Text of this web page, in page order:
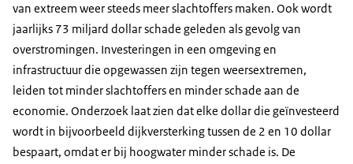
van extreem weer steeds meer slachtoffers maken. Ook wordt
jaarlijks 73 miljard dollar schade geleden als gevolg van
overstromingen. Investeringen in een omgeving en
infrastructuur die opgewassen zijn tegen weersextremen,
leiden tot minder slachtoffers en minder schade aan de
economie. Onderzoek laat zien dat elke dollar die geïnvesteerd
wordt in bijvoorbeeld dijkversterking tussen de 2 en 10 dollar
bespaart, omdat er bij hoogwater minder schade is. De